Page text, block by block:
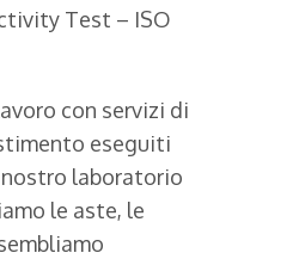
Test – ISO
con servizi di
eseguiti
laboratorio
le aste, le